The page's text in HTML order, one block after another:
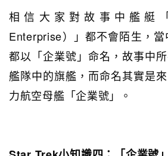
相信大家對故事中艦艇
Enterprise）」都不會陌生，
都以「企業號」命名，故事中
艦隊中的旗艦，而命名其實是
力航空母艦「企業號」。